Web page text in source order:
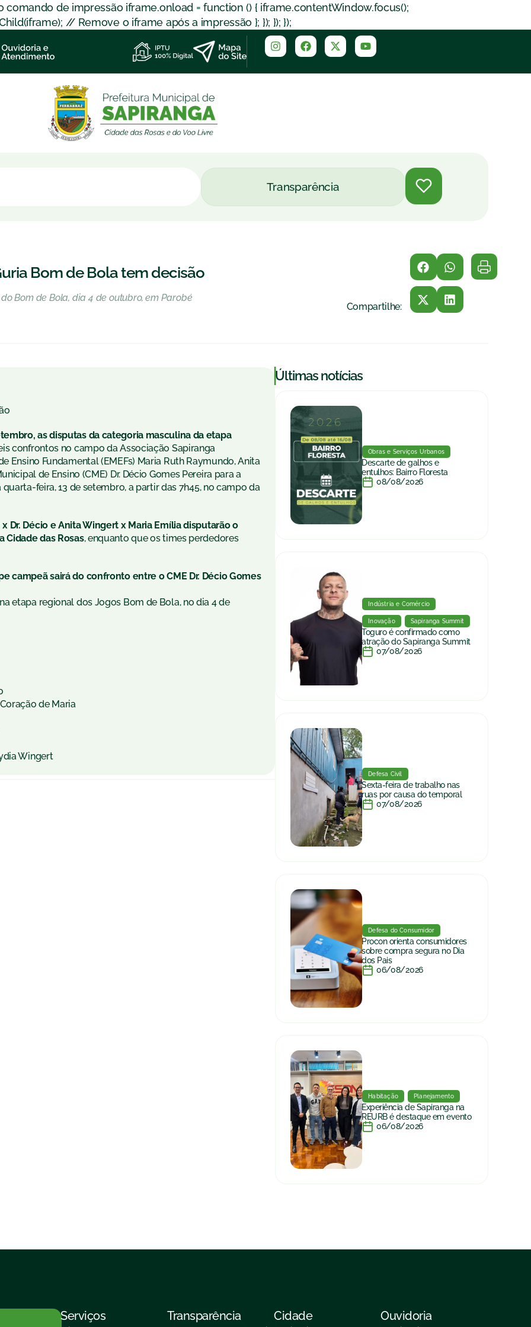
de impressão iframe.onload = function () { iframe.contentWindow.focus();
// Remove o iframe após a impressão }; }); }); });
Transparência
Bom de Bola tem decisão
Bom de Bola, dia 4 de outubro, em Parobé
Compartilhe:
as disputas da categoria masculina da etapa
confrontos no campo da Associação Sapiranga
Ensino Fundamental (EMEFs) Maria Ruth Raymundo, Anita
de Ensino (CME) Dr. Décio Gomes Pereira para a
feira, 13 de setembro, a partir das 7h45, no campo da
Dr. Décio e Anita Wingert x Maria Emília disputarão o
Cidade das Rosas, enquanto que os times perdedores
campeã sairá do confronto entre o CME Dr. Décio Gomes
etapa regional dos Jogos Bom de Bola, no dia 4 de
de Maria
Wingert
|Últimas notícias
Obras e Serviços Urbanos
Descarte de galhos e
entulhos: Bairro Floresta
08/08/2026
Indústria e Comércio
Inovação Sapiranga Summit
Toguro é confirmado como
atração do Sapiranga Summit
07/08/2026
Defesa Civil
Sexta-feira de trabalho nas
ruas por causa do temporal
07/08/2026
Defesa do Consumidor
Procon orienta consumidores
sobre compra segura no Dia
dos Pais
06/08/2026
Habitação Planejamento
Experiência de Sapiranga na
REURB é destaque em evento
06/08/2026
Serviços Transparência Cidade Ouvidoria